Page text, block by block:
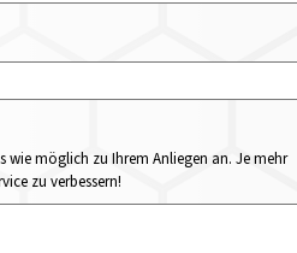
wie möglich zu Ihrem Anliegen an. Je mehr
zu verbessern!